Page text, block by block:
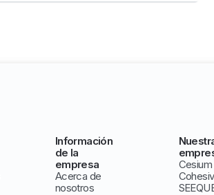
Información
de la
empresa
Acerca de
nosotros
Cesium